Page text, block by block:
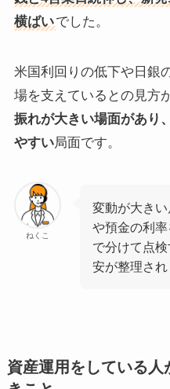
横ばいでした。
米国利回りの低下や日銀
場を支えているとの見方
振れが大きい場面があり
やすい局面です。
ねくこ
変動が大き
や預金の利率
で分けて点
安が整理され
資産運用をしている